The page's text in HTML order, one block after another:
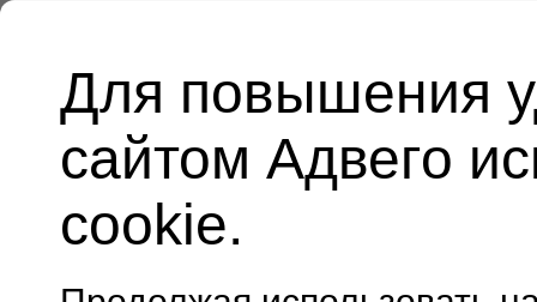
Для повышения
сайтом Адвего
cookie.